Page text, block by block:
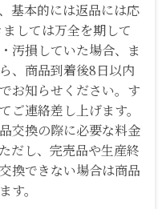
基本的には返品には応
しては万全を期して
汚損していた場合、ま
、商品到着後8日以内
お知らせください。す
ご連絡差し上げます。
交換の際に必要な料金
だし、完売品や生産終
換できない場合は商品
す。